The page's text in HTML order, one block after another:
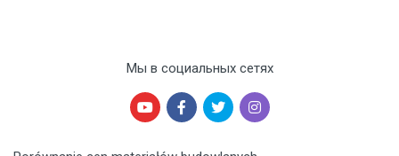
Мы в социальных сетях